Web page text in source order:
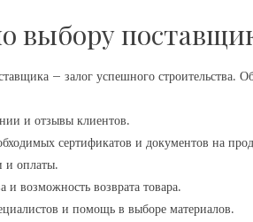
выбору
– залог успешного строительства.
и отзывы клиентов.
сертификатов и документов на
и оплаты.
и возможность возврата товара.
и помощь в выборе материалов.